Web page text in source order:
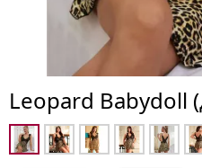
Leopard Babydoll